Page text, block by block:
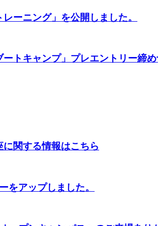
レーニング」を公開しました。
ートキャンプ」プレエントリー締め
に関する情報はこちら
をアップしました。